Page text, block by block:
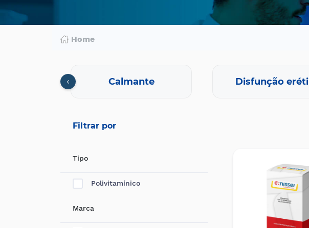
Mercearia
Serviços
Home
Calmante Disfunção erétil
Filtrar por
Tipo
Polivitamínico
Marca